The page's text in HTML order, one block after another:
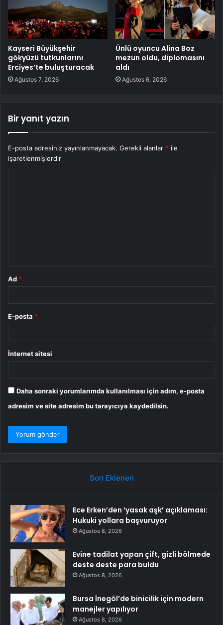
Kayseri Büyükşehir
gökyüzü tutkunlarını
Erciyes’te buluşturacak
Ağustos 7, 2026
Ünlü oyuncu Alina Boz
mezun oldu, diplomasını
aldı
Ağustos 6, 2026
Bir yanıt yazın
E-posta adresiniz yayınlanmayacak. Gerekli alanlar * ile
işaretlenmişlerdir
Ad *
E-posta *
İnternet sitesi
Daha sonraki yorumlarımda kullanılması için adım, e-posta
adresim ve site adresim bu tarayıcıya kaydedilsin.
Son Eklenen
Ece Erken’den ‘yasak aşk’ açıklaması:
Hukuki yollara başvuruyor
Ağustos 8, 2026
Evine tadilat yapan çift, gizli bölmede
deste deste para buldu
Ağustos 8, 2026
Bursa İnegöl’de binicilik için modern
manejler yapılıyor
Ağustos 8, 2026